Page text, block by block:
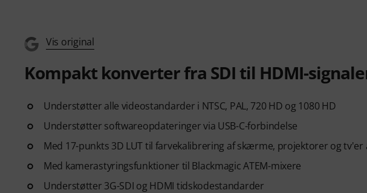
Vis original
Kompakt konverter fra SDI til HDMI-
Understøtter alle videostandarder i NTSC, PAL, 720 HD og 1080 HD
Understøtter softwareopdateringer via USB-C-forbindelse
Med 17-punkts 3D LUT til farvekalibrering af skærme, projektorer og tv'er
Med kamerastyringsfunktioner til Blackmagic ATEM-mixere
Understøtter 3G-SDI og HDMI tidskodestandarder